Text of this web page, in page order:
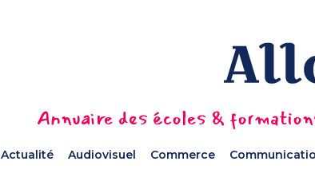
Annuaire des écoles &
Actualité Audiovisuel Commerce